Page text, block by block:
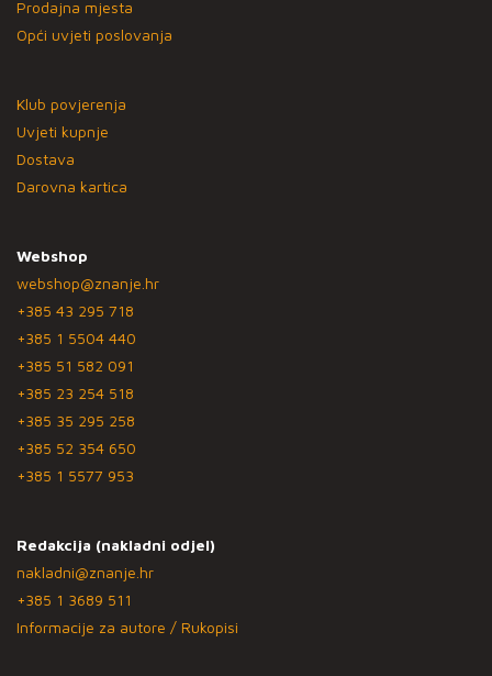
Prodajna mjesta
Opći uvjeti poslovanja
Klub povjerenja
Uvjeti kupnje
Dostava
Darovna kartica
Webshop
webshop@znanje.hr
+385 43 295 718
+385 1 5504 440
+385 51 582 091
+385 23 254 518
+385 35 295 258
+385 52 354 650
+385 1 5577 953
Redakcija (nakladni odjel)
nakladni@znanje.hr
+385 1 3689 511
Informacije za autore / Rukopisi